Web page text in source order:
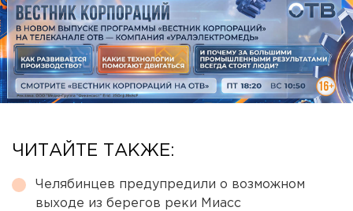
ЧИТАЙТЕ ТАКЖЕ:
Челябинцев предупредили о возможном
выходе из берегов реки Миасс